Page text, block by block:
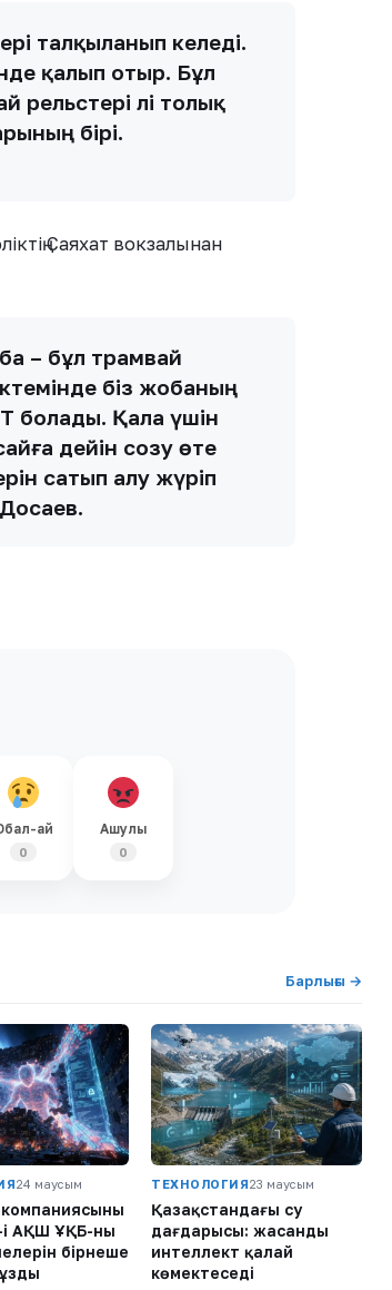
талқыланып келеді.
қалып отыр. Бұл
рельстері әлі толық
бірі.
Саяхат вокзалынан
– бұл трамвай
біз жобаның
болады. Қала үшін
дейін созу өте
сатып алу жүріп
ай
0
Ашулы
0
Барлығы →
24 маусым
АҚШ ҰҚБ-ның
бірнеше
ТЕХНОЛОГИЯ23 маусым
Қазақстандағы су
дағдарысы: жасанды
интеллект қалай
көмектеседі